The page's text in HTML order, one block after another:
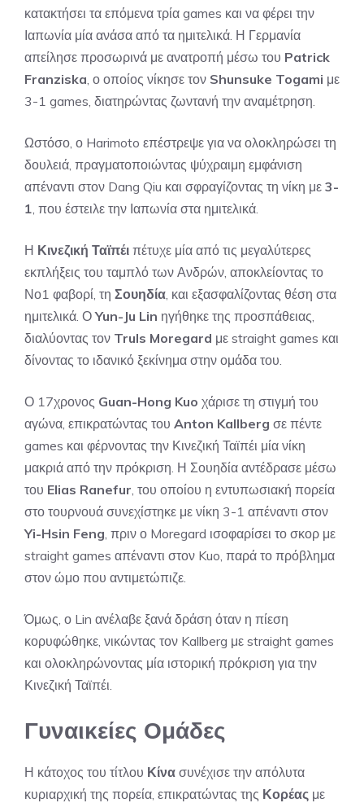
κατακτήσει τα επόμενα τρία games και να φέρει την
Ιαπωνία μία ανάσα από τα ημιτελικά. Η Γερμανία
απείλησε προσωρινά με ανατροπή μέσω του Patrick
Franziska, ο οποίος νίκησε τον Shunsuke Togami με
3-1 games, διατηρώντας ζωντανή την αναμέτρηση.
Ωστόσο, ο Harimoto επέστρεψε για να ολοκληρώσει τη
δουλειά, πραγματοποιώντας ψύχραιμη εμφάνιση
απέναντι στον Dang Qiu και σφραγίζοντας τη νίκη με 3-
1, που έστειλε την Ιαπωνία στα ημιτελικά.
Η Κινεζική Ταϊπέι πέτυχε μία από τις μεγαλύτερες
εκπλήξεις του ταμπλό των Ανδρών, αποκλείοντας το
Νο1 φαβορί, τη Σουηδία, και εξασφαλίζοντας θέση στα
ημιτελικά. ΟYun-Ju Lin ηγήθηκε της προσπάθειας,
διαλύοντας τον Truls Moregard με straight games και
δίνοντας το ιδανικό ξεκίνημα στην ομάδα του.
Ο 17χρονος Guan-Hong Kuo χάρισε τη στιγμή του
αγώνα, επικρατώντας του Anton Kallberg σε πέντε
games και φέρνοντας την Κινεζική Ταϊπέι μία νίκη
μακριά από την πρόκριση. Η Σουηδία αντέδρασε μέσω
του Elias Ranefur, του οποίου η εντυπωσιακή πορεία
στο τουρνουά συνεχίστηκε με νίκη 3-1 απέναντι στον
Yi-Hsin Feng, πριν ο Moregard ισοφαρίσει το σκορ με
straight games απέναντι στον Kuo, παρά το πρόβλημα
στον ώμο που αντιμετώπιζε.
Όμως, ο Lin ανέλαβε ξανά δράση όταν η πίεση
κορυφώθηκε, νικώντας τον Kallberg με straight games
και ολοκληρώνοντας μία ιστορική πρόκριση για την
Κινεζική Ταϊπέι.
Γυναικείες Ομάδες
Η κάτοχος του τίτλου Κίνα συνέχισε την απόλυτα
κυριαρχική της πορεία, επικρατώντας της Κορέας με